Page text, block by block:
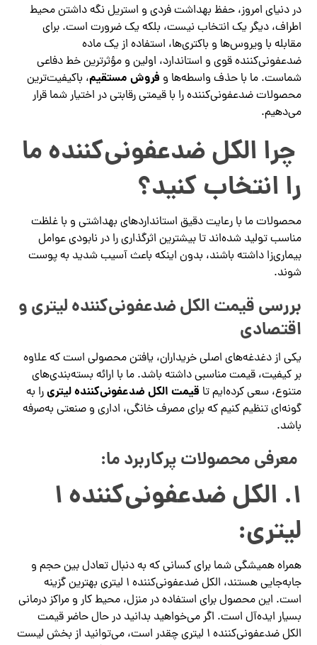
در دنیای امروز، حفظ بهداشت فردی و استریل نگه داشتن محیط
اطراف، دیگر یک انتخاب نیست، بلکه یک ضرورت است. برای
مقابله با ویروس‌ها و باکتری‌ها، استفاده از یک ماده
ضدعفونی‌کننده قوی و استاندارد، اولین و مؤثرترین خط دفاعی
شماست. ما با حذف واسطه‌ها و فروش مستقیم، باکیفیت‌ترین
محصولات ضدعفونی‌کننده را با قیمتی رقابتی در اختیار شما قرار
می‌دهیم.
چرا الکل ضدعفونی‌کننده ما
را انتخاب کنید؟
محصولات ما با رعایت دقیق استانداردهای بهداشتی و با غلظت
مناسب تولید شده‌اند تا بیشترین اثرگذاری را در نابودی عوامل
بیماری‌زا داشته باشند، بدون اینکه باعث آسیب شدید به پوست
شوند.
بررسی قیمت الکل ضدعفونی‌کننده لیتری و
اقتصادی
یکی از دغدغه‌های اصلی خریداران، یافتن محصولی است که علاوه
بر کیفیت، قیمت مناسبی داشته باشد. ما با ارائه بسته‌بندی‌های
متنوع، سعی کرده‌ایم تا قیمت الکل ضدعفونی‌کننده لیتریرا به
گونه‌ای تنظیم کنیم که برای مصرف خانگی، اداری و صنعتی به‌صرفه
باشد.
معرفی محصولات پرکاربرد ما:
۱
. الکل ضدعفونی‌کننده ۱
لیتری:
همراه همیشگی شما برای کسانی که به دنبال تعادل بین حجم و
جابه‌جایی هستند، الکل ضدعفونی‌کننده ۱ لیتری بهترین گزینه
است. این محصول برای استفاده در منزل، محیط کار و مراکز درمانی
بسیار ایده‌آل است. اگر می‌خواهید بدانید در حال حاضر قیمت
الکل ضدعفونی‌کننده ۱ لیتری چقدر است، می‌توانید از بخش لیست